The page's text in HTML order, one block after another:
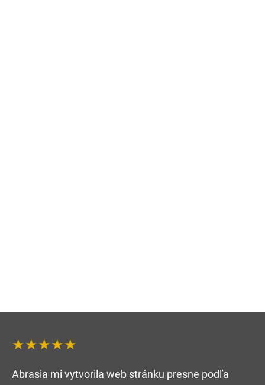
★★★★★
Abrasia mi vytvorila web stránku presne podľa